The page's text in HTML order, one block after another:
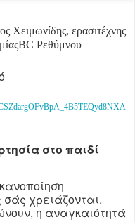
Χειμωνίδης, ερασιτέχνης
BC Ρεθύμνου
_4B5TEQyd8NXA
στο παιδί
χρειάζονται.
η αναγκαιότητά